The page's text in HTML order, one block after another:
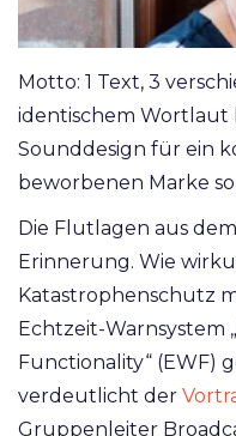
Motto: 1 Text, 3
identischem Wortlaut
Sounddesign für ein
beworbenen Marke
Die Flutlagen aus
Erinnerung. Wie
Katastrophenschutz
Echtzeit-Warnsystem
Functionality“ (EWF)
verdeutlicht der
Gruppenleiter